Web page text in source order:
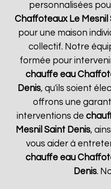
personnalisées
Chaffoteaux Le Mesnil
pour une maison
collectif. Notre
formée pour
chauffe eau
Denis, qu'ils soient
offrons une
interventions de
Mesnil Saint Denis,
vous aider à
chauffe eau
Denis.